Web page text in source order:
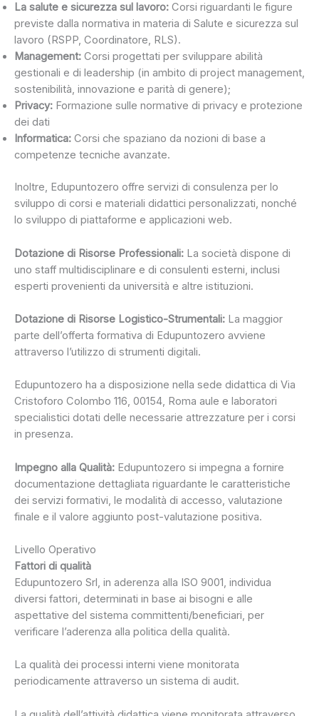
La salute e sicurezza sul lavoro: Corsi riguardanti le figure
previste dalla normativa in materia di Salute e sicurezza sul
lavoro (RSPP, Coordinatore, RLS).
Management: Corsi progettati per sviluppare abilità
gestionali e di leadership (in ambito di project management,
sostenibilità, innovazione e parità di genere);
Privacy: Formazione sulle normative di privacy e protezione
dei dati
Informatica: Corsi che spaziano da nozioni di base a
competenze tecniche avanzate.
Inoltre, Edupuntozero offre servizi di consulenza per lo
sviluppo di corsi e materiali didattici personalizzati, nonché
lo sviluppo di piattaforme e applicazioni web.
Dotazione di Risorse Professionali: La società dispone di
uno staff multidisciplinare e di consulenti esterni, inclusi
esperti provenienti da università e altre istituzioni.
Dotazione di Risorse Logistico-Strumentali: La maggior
parte dell’offerta formativa di Edupuntozero avviene
attraverso l’utilizzo di strumenti digitali.
Edupuntozero ha a disposizione nella sede didattica di Via
Cristoforo Colombo 116, 00154, Roma aule e laboratori
specialistici dotati delle necessarie attrezzature per i corsi
in presenza.
Impegno alla Qualità: Edupuntozero si impegna a fornire
documentazione dettagliata riguardante le caratteristiche
dei servizi formativi, le modalità di accesso, valutazione
finale e il valore aggiunto post-valutazione positiva.
Livello Operativo
Fattori di qualità
Edupuntozero Srl, in aderenza alla ISO 9001, individua
diversi fattori, determinati in base ai bisogni e alle
aspettative del sistema committenti/beneficiari, per
verificare l’aderenza alla politica della qualità.
La qualità dei processi interni viene monitorata
periodicamente attraverso un sistema di audit.